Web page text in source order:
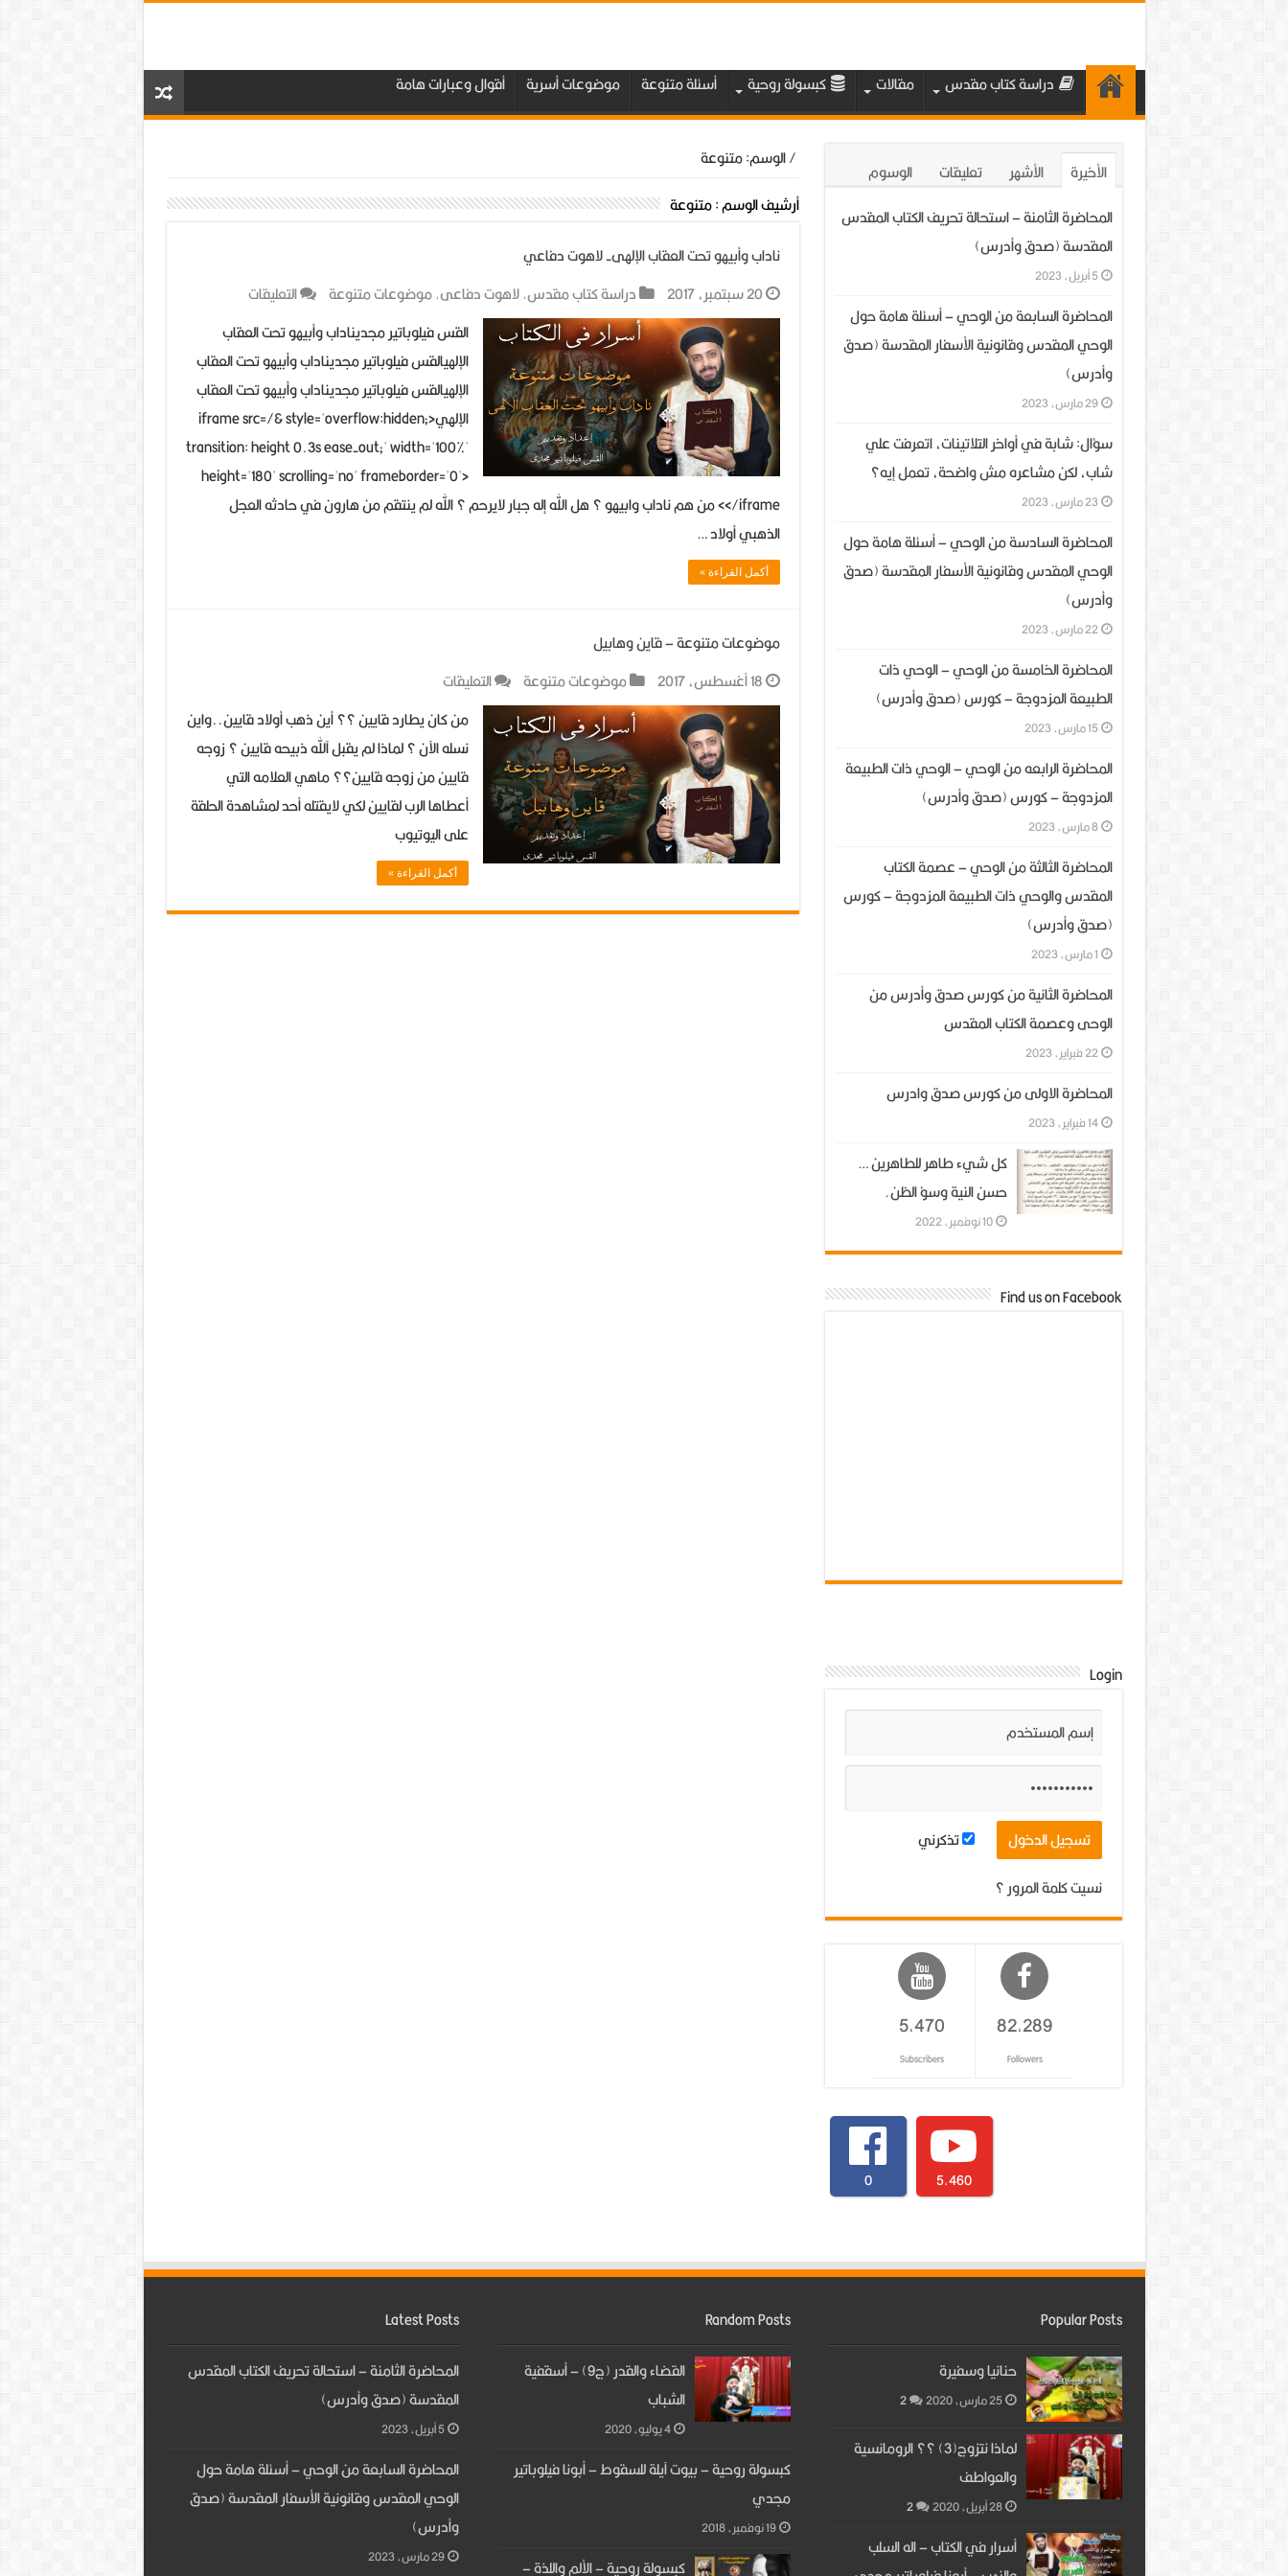
دراسة كتاب مقدس مقالات كبسولة روحية أسئلة متنوعة موضوعات أسرية أقوال وعبارات هامة
/الوسم:متنوعة
أرشيف الوسم :متنوعة
ناداب وأبيهو تحت العقاب الإلهى- لاهوت دفاعي
20 سبتمبر، 2017
دراسة كتاب مقدس,لاهوت دفاعى,موضوعات متنوعة التعليقات
ناداب
وأبيهو
تحت
الإلهى-
لاهوت
دفاعي
القس فيلوباتير مجديناداب وأبيهو تحت العقاب
الإلهيالقس فيلوباتير مجديناداب وأبيهو تحت العقاب
الإلهيالقس فيلوباتير مجديناداب وأبيهو تحت العقاب
الإلهي<iframe src=/& style='overflow:hidden;
transition: height 0.3s ease-out;' width='100%'
height='180' scrolling='no' frameborder='0'>
</iframe> من هم ناداب وابيهو ؟ هل الله إله جبار لايرحم ؟ الله لم ينتقم من هارون في حادثه العجل
الذهبي أولاد …
أكمل القراءة »
موضوعات متنوعة – قاين وهابيل
18 أغسطس، 2017
موضوعات متنوعة التعليقات
موضوعات
متنوعة
–
قاين
وهابيل
من كان يطارد قايين ؟؟ أين ذهب أولاد قايين..واين
نسله الآن ؟ لماذا لم يقبل آلله ذبيحه قايين ؟ زوجه
قايين من زوجه قايين؟؟ ماهي العلامه التي
أعطاها الرب لقايين لكي لايقتله أحد لمشاهدة الحلقة
على اليوتيوب
أكمل القراءة »
الأخيرة الأشهر تعليقات
الوسوم
المحاضرة الثامنة – استحالة تحريف الكتاب المقدس
المقدسة (صدق وأدرس)
5 أبريل، 2023
المحاضرة السابعة من الوحي – أسئلة هامة حول
الوحي المقدس وقانونية الأسفار المقدسة (صدق
وأدرس)
29 مارس، 2023
سؤال: شابة في أواخر التلاتينات، اتعرفت علي
شاب، لكن مشاعره مش واضحة، تعمل إيه؟
23 مارس، 2023
المحاضرة السادسة من الوحي – أسئلة هامة حول
الوحي المقدس وقانونية الأسفار المقدسة (صدق
وأدرس)
22 مارس، 2023
المحاضرة الخامسة من الوحي – الوحي ذات
الطبيعة المزدوجة – كورس (صدق وأدرس)
15 مارس، 2023
المحاضرة الرابعه من الوحي – الوحي ذات الطبيعة
المزدوجة – كورس (صدق وأدرس)
8 مارس، 2023
المحاضرة الثالثة من الوحي – عصمة الكتاب
المقدس والوحي ذات الطبيعة المزدوجة – كورس
(صدق وأدرس)
1 مارس، 2023
المحاضرة الثانية من كورس صدق وأدرس من
الوحى وعصمة الكتاب المقدس
22 فبراير، 2023
المحاضرة الاولى من كورس صدق وادرس
14 فبراير، 2023
كل شيء طاهر للطاهرين …
حسن النية وسؤ الظن.
10 نوفمبر، 2022
Find us on Facebook
Login
تذكرني
نسيت كلمة المرور ؟
82,289
Followers
5,470
Subscribers
0 5,460
Popular Posts
حنانيا وسفيرة
25 مارس، 2020 2
لماذا نتزوج(3) ؟؟ الرومانسية
والعواطف
28 أبريل، 2020 2
أسرار في الكتاب – اله السلب
Random Posts
القضاء والقدر (ج9) – أسقفية
الشباب
4 يوليو، 2020
كبسولة روحية – بيوت آيلة للسقوط – أبونا فيلوباتير
مجدي
19 نوفمبر، 2018
كبسولة روحية – الألم واللذة –
Latest Posts
المحاضرة الثامنة – استحالة تحريف الكتاب المقدس
المقدسة (صدق وأدرس)
5 أبريل، 2023
المحاضرة السابعة من الوحي – أسئلة هامة حول
الوحي المقدس وقانونية الأسفار المقدسة (صدق
وأدرس)
29 مارس، 2023